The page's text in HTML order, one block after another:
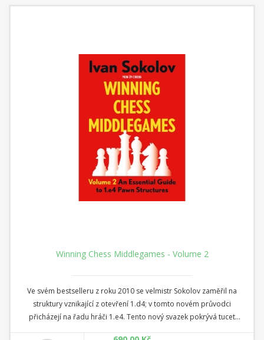
hráčům Ruy Lopeze. Poziční repertoár mezitím přenáší hru do pozic
Winning Chess Middlegames - Volume 2
Ve svém bestselleru z roku 2010 se velmistr Sokolov zaměřil na
struktury vznikající z otevření 1.d4; v tomto novém průvodci
přicházejí na řadu hráči 1.e4. Tento nový svazek pokrývá tucet